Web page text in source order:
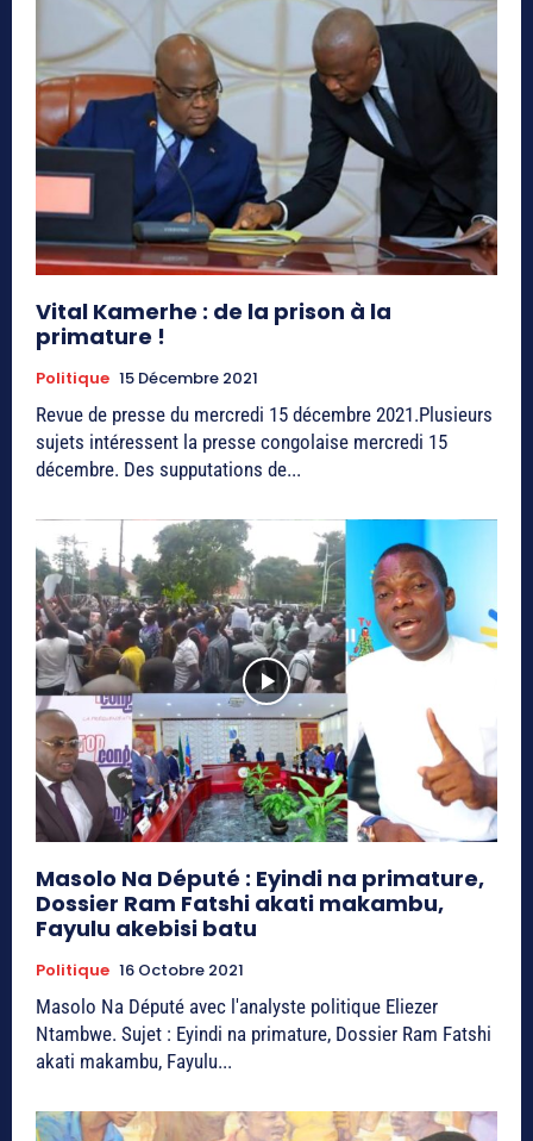
Vital Kamerhe : de la prison à la
primature !
Politique 15 Décembre 2021
Revue de presse du mercredi 15 décembre 2021.Plusieurs
sujets intéressent la presse congolaise mercredi 15
décembre. Des supputations de...
Masolo Na Député : Eyindi na primature,
Dossier Ram Fatshi akati makambu,
Fayulu akebisi batu
Politique 16 Octobre 2021
Masolo Na Député avec l'analyste politique Eliezer
Ntambwe. Sujet : Eyindi na primature, Dossier Ram Fatshi
akati makambu, Fayulu...